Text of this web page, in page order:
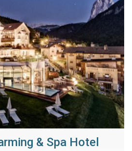
& Spa Hotel